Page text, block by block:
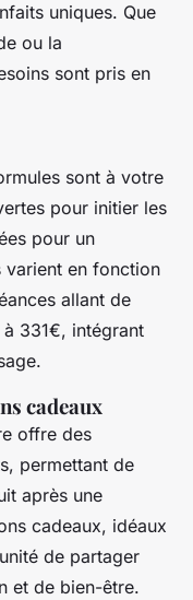
uniques. Que
ou la
sont pris en
sont à votre
pour initier les
pour un
en fonction
allant de
331€, intégrant
cadeaux
offre des
permettant de
après une
cadeaux, idéaux
de partager
et de bien-être.